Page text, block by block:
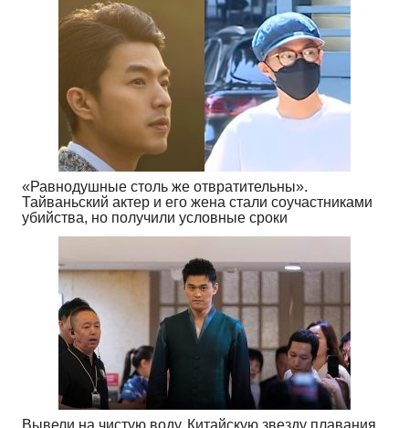
«Равнодушные столь же отвратительны».
Тайваньский актер и его жена стали соучастниками
убийства, но получили условные сроки
Вывели на чистую воду. Китайскую звезду плавания